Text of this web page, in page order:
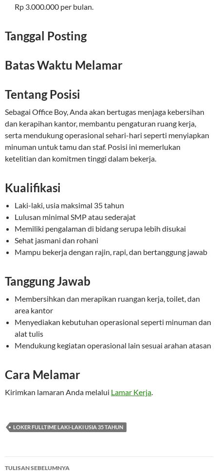
Rp 3.000.000 per bulan.
Tanggal Posting
Batas Waktu Melamar
Tentang Posisi
Sebagai Office Boy, Anda akan bertugas menjaga kebersihan
dan kerapihan kantor, membantu pengaturan ruang kerja,
serta mendukung operasional sehari-hari seperti menyiapkan
minuman untuk tamu dan staf. Posisi ini memerlukan
ketelitian dan komitmen tinggi dalam bekerja.
Kualifikasi
Laki-laki, usia maksimal 35 tahun
Lulusan minimal SMP atau sederajat
Memiliki pengalaman di bidang serupa lebih disukai
Sehat jasmani dan rohani
Mampu bekerja dengan rajin, rapi, dan bertanggung jawab
Tanggung Jawab
Membersihkan dan merapikan ruangan kerja, toilet, dan
area kantor
Menyediakan kebutuhan operasional seperti minuman dan
alat tulis
Mendukung kegiatan operasional lain sesuai arahan atasan
Cara Melamar
Kirimkan lamaran Anda melalui Lamar Kerja.
LOKER FULLTIME LAKI-LAKI USIA 35 TAHUN
Navigasi
TULISAN SEBELUMNYA